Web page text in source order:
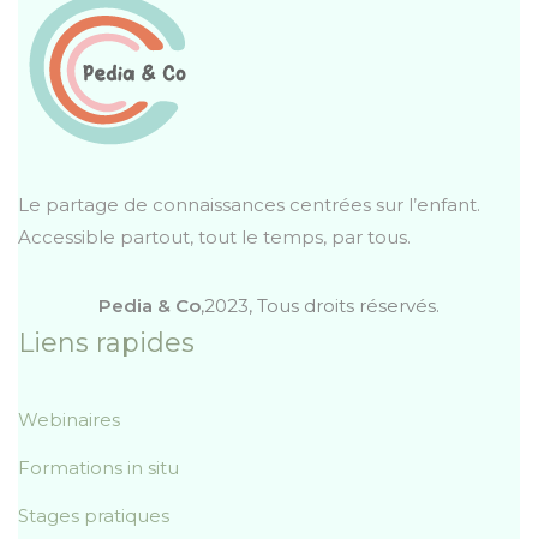
Le partage de connaissances centrées sur l’enfant.
Accessible partout, tout le temps, par tous.
Pedia & Co,2023, Tous droits réservés.
Liens rapides
Webinaires
Formations in situ
Stages pratiques